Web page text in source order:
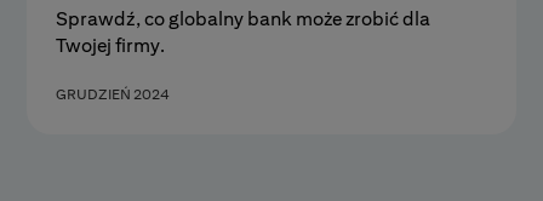
Sprawdź, co globalny bank może zrobić dla
Twojej firmy.
GRUDZIEŃ 2024